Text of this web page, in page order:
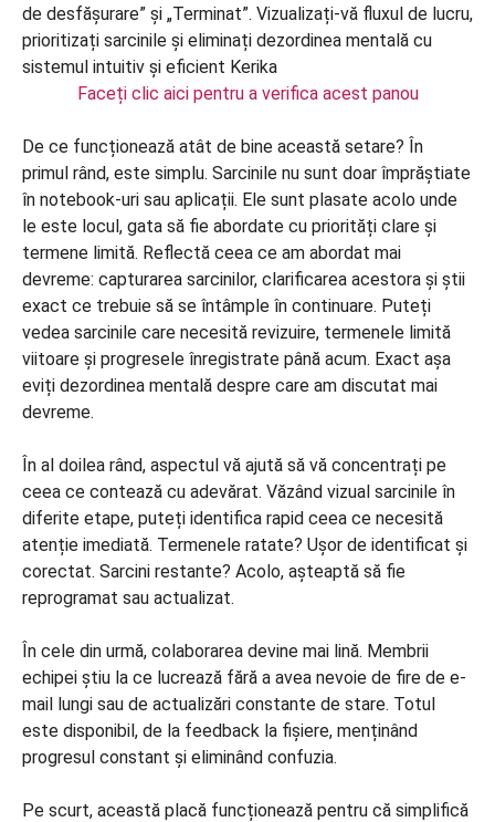
Faceți clic aici pentru a verifica acest panou
De ce funcționează atât de bine această setare? În
primul rând, este simplu. Sarcinile nu sunt doar împrăștiate
în notebook-uri sau aplicații. Ele sunt plasate acolo unde
le este locul, gata să fie abordate cu priorități clare și
termene limită. Reflectă ceea ce am abordat mai
devreme: capturarea sarcinilor, clarificarea acestora și știi
exact ce trebuie să se întâmple în continuare. Puteți
vedea sarcinile care necesită revizuire, termenele limită
viitoare și progresele înregistrate până acum. Exact așa
eviți dezordinea mentală despre care am discutat mai
devreme.
În al doilea rând, aspectul vă ajută să vă concentrați pe
ceea ce contează cu adevărat. Văzând vizual sarcinile în
diferite etape, puteți identifica rapid ceea ce necesită
atenție imediată. Termenele ratate? Ușor de identificat și
corectat. Sarcini restante? Acolo, așteaptă să fie
reprogramat sau actualizat.
În cele din urmă, colaborarea devine mai lină. Membrii
echipei știu la ce lucrează fără a avea nevoie de fire de e-
mail lungi sau de actualizări constante de stare. Totul
este disponibil, de la feedback la fișiere, menținând
progresul constant și eliminând confuzia.
Pe scurt, această placă funcționează pentru că simplifică